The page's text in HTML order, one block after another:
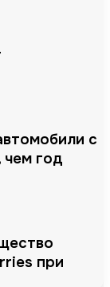
с
чем год
при